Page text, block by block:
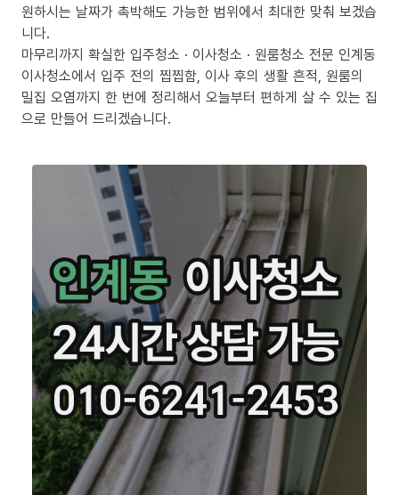
원하시는 날짜가 촉박해도 가능한 범위에서 최대한 맞춰 보겠습
니다.
마무리까지 확실한 입주청소 · 이사청소 · 원룸청소 전문 인계동
이사청소에서 입주 전의 찝찝함, 이사 후의 생활 흔적, 원룸의
밀집 오염까지 한 번에 정리해서 오늘부터 편하게 살 수 있는 집
으로 만들어 드리겠습니다.